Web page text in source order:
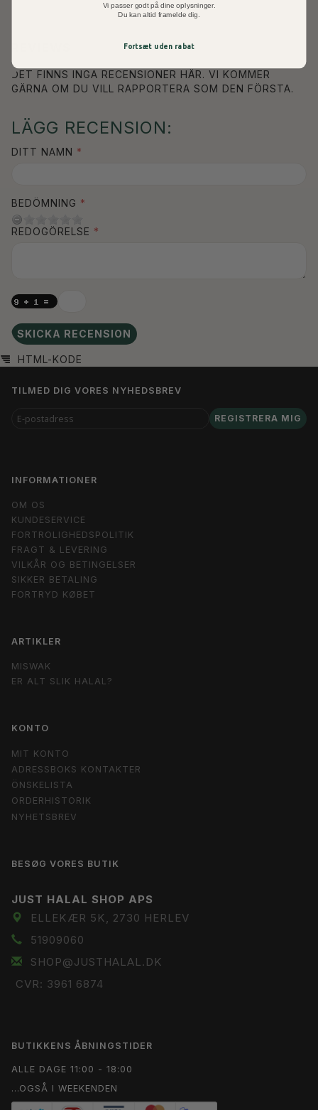
DET FINNS INGA RECENSIONER HÄR. VI KOMMER
GÄRNA OM DU VILL RAPPORTERA SOM DEN FÖRSTA.
LÄGG RECENSION:
DITT NAMN
BEDÖMNING
REDOGÖRELSE
SKICKA RECENSION
HTML-KODE
TILMED DIG VORES NYHEDSBREV
E-
POSTADRESS
REGISTRERA MIG
INFORMATIONER
OM OS
KUNDESERVICE
FORTROLIGHEDSPOLITIK
FRAGT & LEVERING
VILKÅR OG BETINGELSER
SIKKER BETALING
FORTRYD KØBET
ARTIKLER
MISWAK
ER ALT SLIK HALAL?
KONTO
MIT KONTO
ADRESSBOKS KONTAKTER
ÖNSKELISTA
ORDERHISTORIK
NYHETSBREV
BESØG VORES BUTIK
JUST HALAL SHOP APS
ELLEKÆR 5K, 2730 HERLEV
51909060
SHOP@JUSTHALAL.DK
CVR: 3961 6874
BUTIKKENS ÅBNINGSTIDER
ALLE DAGE 11:00 - 18:00
...OGSÅ I WEEKENDEN
Vi passer godt på dine oplysninger.
Du kan altid framelde dig.
Fortsæt uden rabat